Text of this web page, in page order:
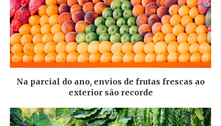
Na parcial do ano, envios de frutas frescas ao
exterior são recorde